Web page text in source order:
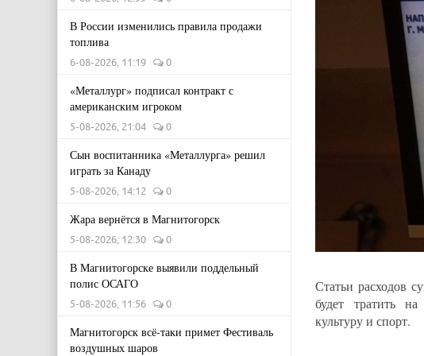
В России изменились правила продажи
топлива
6-08-2026, 11:19 0
«Металлург» подписал контракт с
американским игроком
5-08-2026, 21:04 0
Сын воспитанника «Металлурга» решил
играть за Канаду
5-08-2026, 14:12 0
Жара вернётся в Магнитогорск
5-08-2026, 12:30 0
В Магнитогорске выявили поддельный
полис ОСАГО
5-08-2026, 11:56 0
Магнитогорск всё-таки примет Фестиваль
воздушных шаров
Статьи расходов
будет тратить
культуру и спорт.